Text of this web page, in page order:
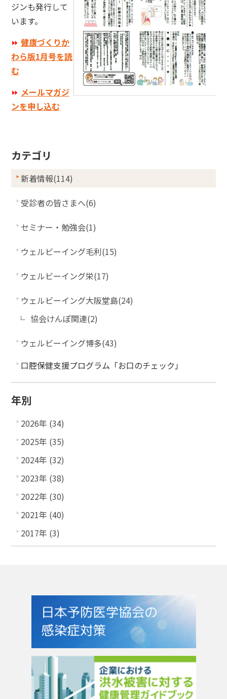
ジンも発行して
います。
⏩ 健康づくりか
わら版1月号を読
む
⏩ メールマガジ
ンを申し込む
カテゴリ
新着情報(114)
受診者の皆さまへ(6)
セミナー・勉強会(1)
ウェルビーイング毛利(15)
ウェルビーイング栄(17)
ウェルビーイング大阪堂島(24)
協会けんぽ関連(2)
ウェルビーイング博多(43)
口腔保健支援プログラム「お口のチェック」
年別
2026年 (34)
2025年 (35)
2024年 (32)
2023年 (38)
2022年 (30)
2021年 (40)
2017年 (3)